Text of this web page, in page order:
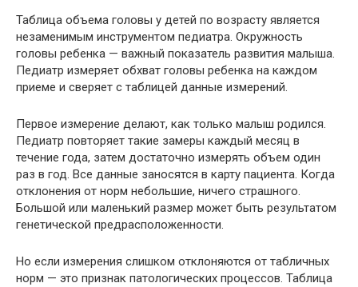
Таблица объема головы у детей по возрасту является
незаменимым инструментом педиатра. Окружность
головы ребенка — важный показатель развития малыша.
Педиатр измеряет обхват головы ребенка на каждом
приеме и сверяет с таблицей данные измерений.
Первое измерение делают, как только малыш родился.
Педиатр повторяет такие замеры каждый месяц в
течение года, затем достаточно измерять объем один
раз в год. Все данные заносятся в карту пациента. Когда
отклонения от норм небольшие, ничего страшного.
Большой или маленький размер может быть результатом
генетической предрасположенности.
Но если измерения слишком отклоняются от табличных
норм — это признак патологических процессов. Таблица